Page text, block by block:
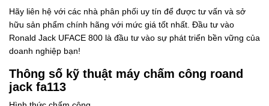
Hãy liên hệ với các nhà phân phối uy tín để được tư vấn và sở
hữu sản phẩm chính hãng với mức giá tốt nhất. Đầu tư vào
Ronald Jack UFACE 800 là đầu tư vào sự phát triển bền vững của
doanh nghiệp bạn!
Thông số kỹ thuật máy chấm công roand
jack fa113